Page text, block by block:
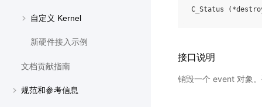
自定义 Kernel
新硬件接入示例
文档贡献指南
规范和参考信息
C_Status ( *
接口说明
销毁一个 event 对象